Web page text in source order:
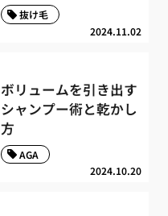
2024.11.02
抜け毛
ボリュームを引き出す
シャンプー術と乾かし
方
2024.10.20
AGA